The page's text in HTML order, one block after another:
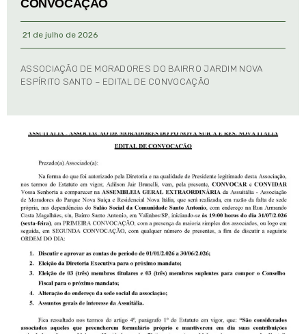
CONVOCAÇÃO
21 de julho de 2026
ASSOCIAÇÃO DE MORADORES DO BAIRRO JARDIM NOVA
ESPÍRITO SANTO – EDITAL DE CONVOCAÇÃO